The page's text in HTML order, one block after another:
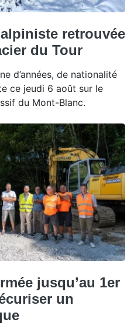
retrouvée
du Tour
d’années, de nationalité
ce jeudi 6 août sur le
du Mont-Blanc.
jusqu’au 1er
un